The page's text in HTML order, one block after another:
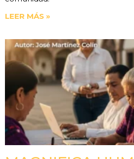
LEER MÁS »